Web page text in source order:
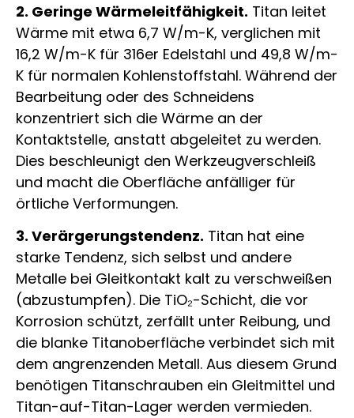
2. Geringe Wärmeleitfähigkeit. Titan leitet
Wärme mit etwa 6,7 W/m-K, verglichen mit
16,2 W/m-K für 316er Edelstahl und 49,8 W/m-
K für normalen Kohlenstoffstahl. Während der
Bearbeitung oder des Schneidens
konzentriert sich die Wärme an der
Kontaktstelle, anstatt abgeleitet zu werden.
Dies beschleunigt den Werkzeugverschleiß
und macht die Oberfläche anfälliger für
örtliche Verformungen.
3. Verärgerungstendenz. Titan hat eine
starke Tendenz, sich selbst und andere
Metalle bei Gleitkontakt kalt zu verschweißen
(abzustumpfen). Die TiO₂-Schicht, die vor
Korrosion schützt, zerfällt unter Reibung, und
die blanke Titanoberfläche verbindet sich mit
dem angrenzenden Metall. Aus diesem Grund
benötigen Titanschrauben ein Gleitmittel und
Titan-auf-Titan-Lager werden vermieden.